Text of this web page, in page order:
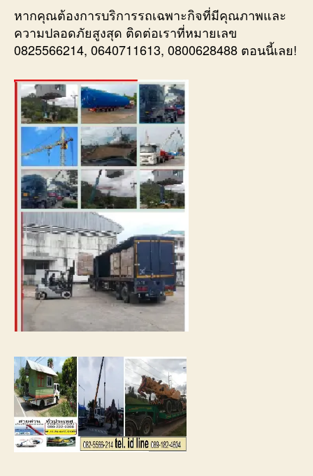
หากคุณต้องการบริการรถเฉพาะกิจที่มีคุณภาพและ
ความปลอดภัยสูงสุด ติดต่อเราที่หมายเลข
0825566214, 0640711613, 0800628488 ตอนนี้เลย!